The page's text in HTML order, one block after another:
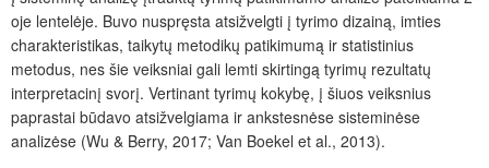
oje lentelėje. Buvo nuspręsta atsižvelgti į tyrimo dizainą, imties
charakteristikas, taikytų metodikų patikimumą ir statistinius
metodus, nes šie veiksniai gali lemti skirtingą tyrimų rezultatų
interpretacinį svorį. Vertinant tyrimų kokybę, į šiuos veiksnius
paprastai būdavo atsižvelgiama ir ankstesnėse sisteminėse
analizėse (Wu & Berry, 2017; Van Boekel et al., 2013).